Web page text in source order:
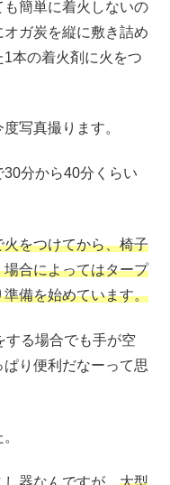
簡単に着火しないの
ガ炭を縦に敷き詰め
本の着火剤に火をつ
写真撮ります。
分から40分くらい
をつけてから、椅子
合によってはタープ
備を始めています。
する場合でも手が空
り便利だなーって思
器なんですが、 大型